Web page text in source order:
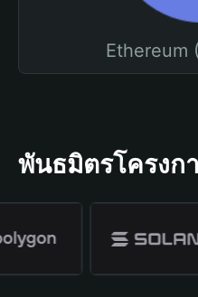
Ethereum
พันธมิตรโครงก